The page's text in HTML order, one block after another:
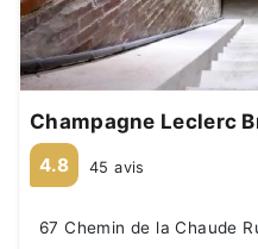
Champagne Leclerc
4.8 45 avis
67 Chemin de la Chaude